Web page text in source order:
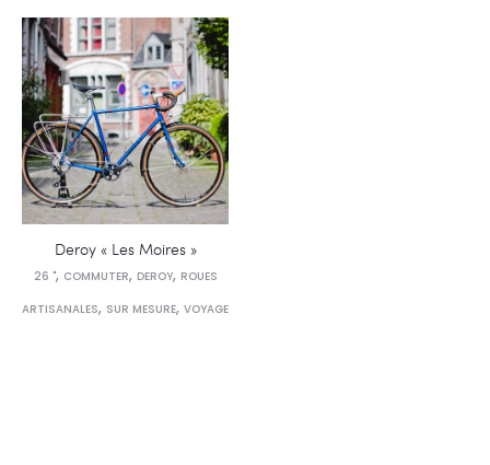
Deroy « Les Moires »
26 ", COMMUTER, DEROY, ROUES
ARTISANALES, SUR MESURE, VOYAGE